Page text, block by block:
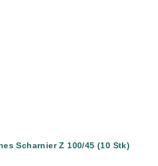
Scharnier Z 100/45 (10 Stk)